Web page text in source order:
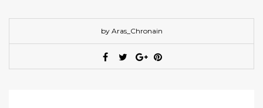
by Aras_Chronain